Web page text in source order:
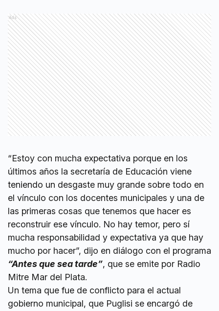
Ads
“Estoy con mucha expectativa porque en los
últimos años la secretaría de Educación viene
teniendo un desgaste muy grande sobre todo en
el vínculo con los docentes municipales y una de
las primeras cosas que tenemos que hacer es
reconstruir ese vínculo. No hay temor, pero sí
mucha responsabilidad y expectativa ya que hay
mucho por hacer”, dijo en diálogo con el programa
“Antes que sea tarde”, que se emite por Radio
Mitre Mar del Plata.
Un tema que fue de conflicto para el actual
gobierno municipal, que Puglisi se encargó de